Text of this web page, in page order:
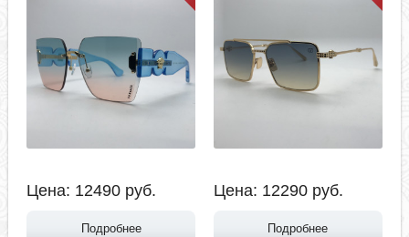
Цена: 12490 руб.
Подробнее
Цена: 12290 руб.
Подробнее